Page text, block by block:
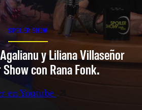
SPOILER SHOW
y Liliana Villaseñor
con Rana Fonk.
en Youtube